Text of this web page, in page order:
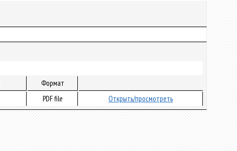
Формат
PDF file Открыть/просмотреть